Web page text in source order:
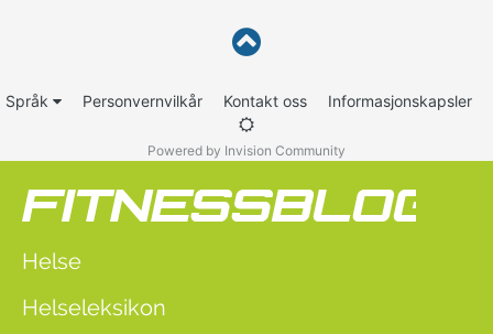
Språk Personvernvilkår Kontakt oss Informasjonskapsler
Powered by Invision Community
Helse
Helseleksikon